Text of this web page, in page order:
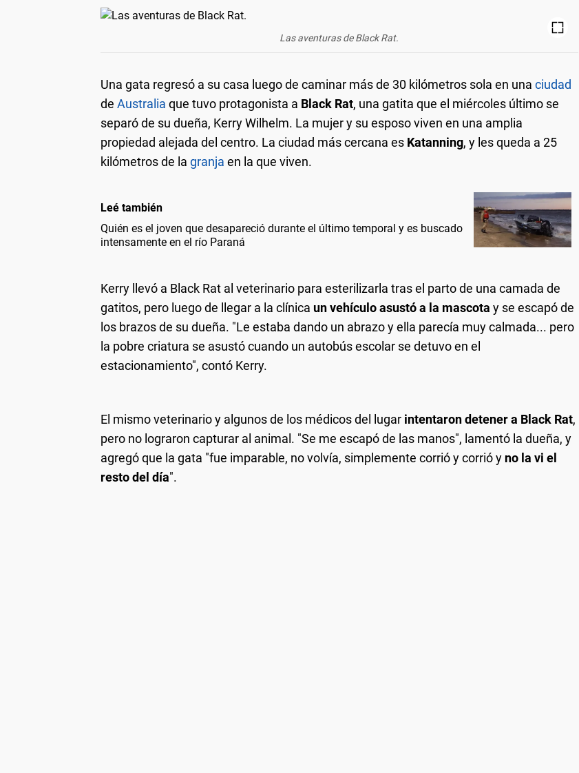
Las aventuras de Black Rat.
Una gata regresó a su casa luego de caminar más de 30 kilómetros sola en una ciudad
de Australia que tuvo protagonista a Black Rat, una gatita que el miércoles último se
separó de su dueña, Kerry Wilhelm. La mujer y su esposo viven en una amplia
propiedad alejada del centro. La ciudad más cercana es Katanning, y les queda a 25
kilómetros de la granja en la que viven.
Leé también
Quién es el joven que desapareció durante el último temporal y es buscado
intensamente en el río Paraná
Kerry llevó a Black Rat al veterinario para esterilizarla tras el parto de una camada de
gatitos, pero luego de llegar a la clínica un vehículo asustó a la mascota y se escapó de
los brazos de su dueña. "Le estaba dando un abrazo y ella parecía muy calmada... pero
la pobre criatura se asustó cuando un autobús escolar se detuvo en el
estacionamiento", contó Kerry.
El mismo veterinario y algunos de los médicos del lugar intentaron detener a Black Rat,
pero no lograron capturar al animal. "Se me escapó de las manos", lamentó la dueña, y
agregó que la gata "fue imparable, no volvía, simplemente corrió y corrió y no la vi el
resto del día".